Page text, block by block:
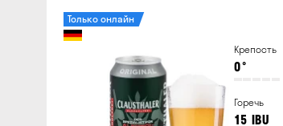
Крепость
0°
Горечь
15 IBU
Только онлайн